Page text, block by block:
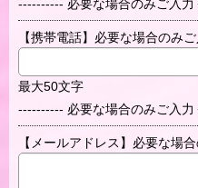
---------- 必要な場合のみご入
【携帯電話】必要な場合のみ
最大50文字
---------- 必要な場合のみご入
【メールアドレス】必要な場